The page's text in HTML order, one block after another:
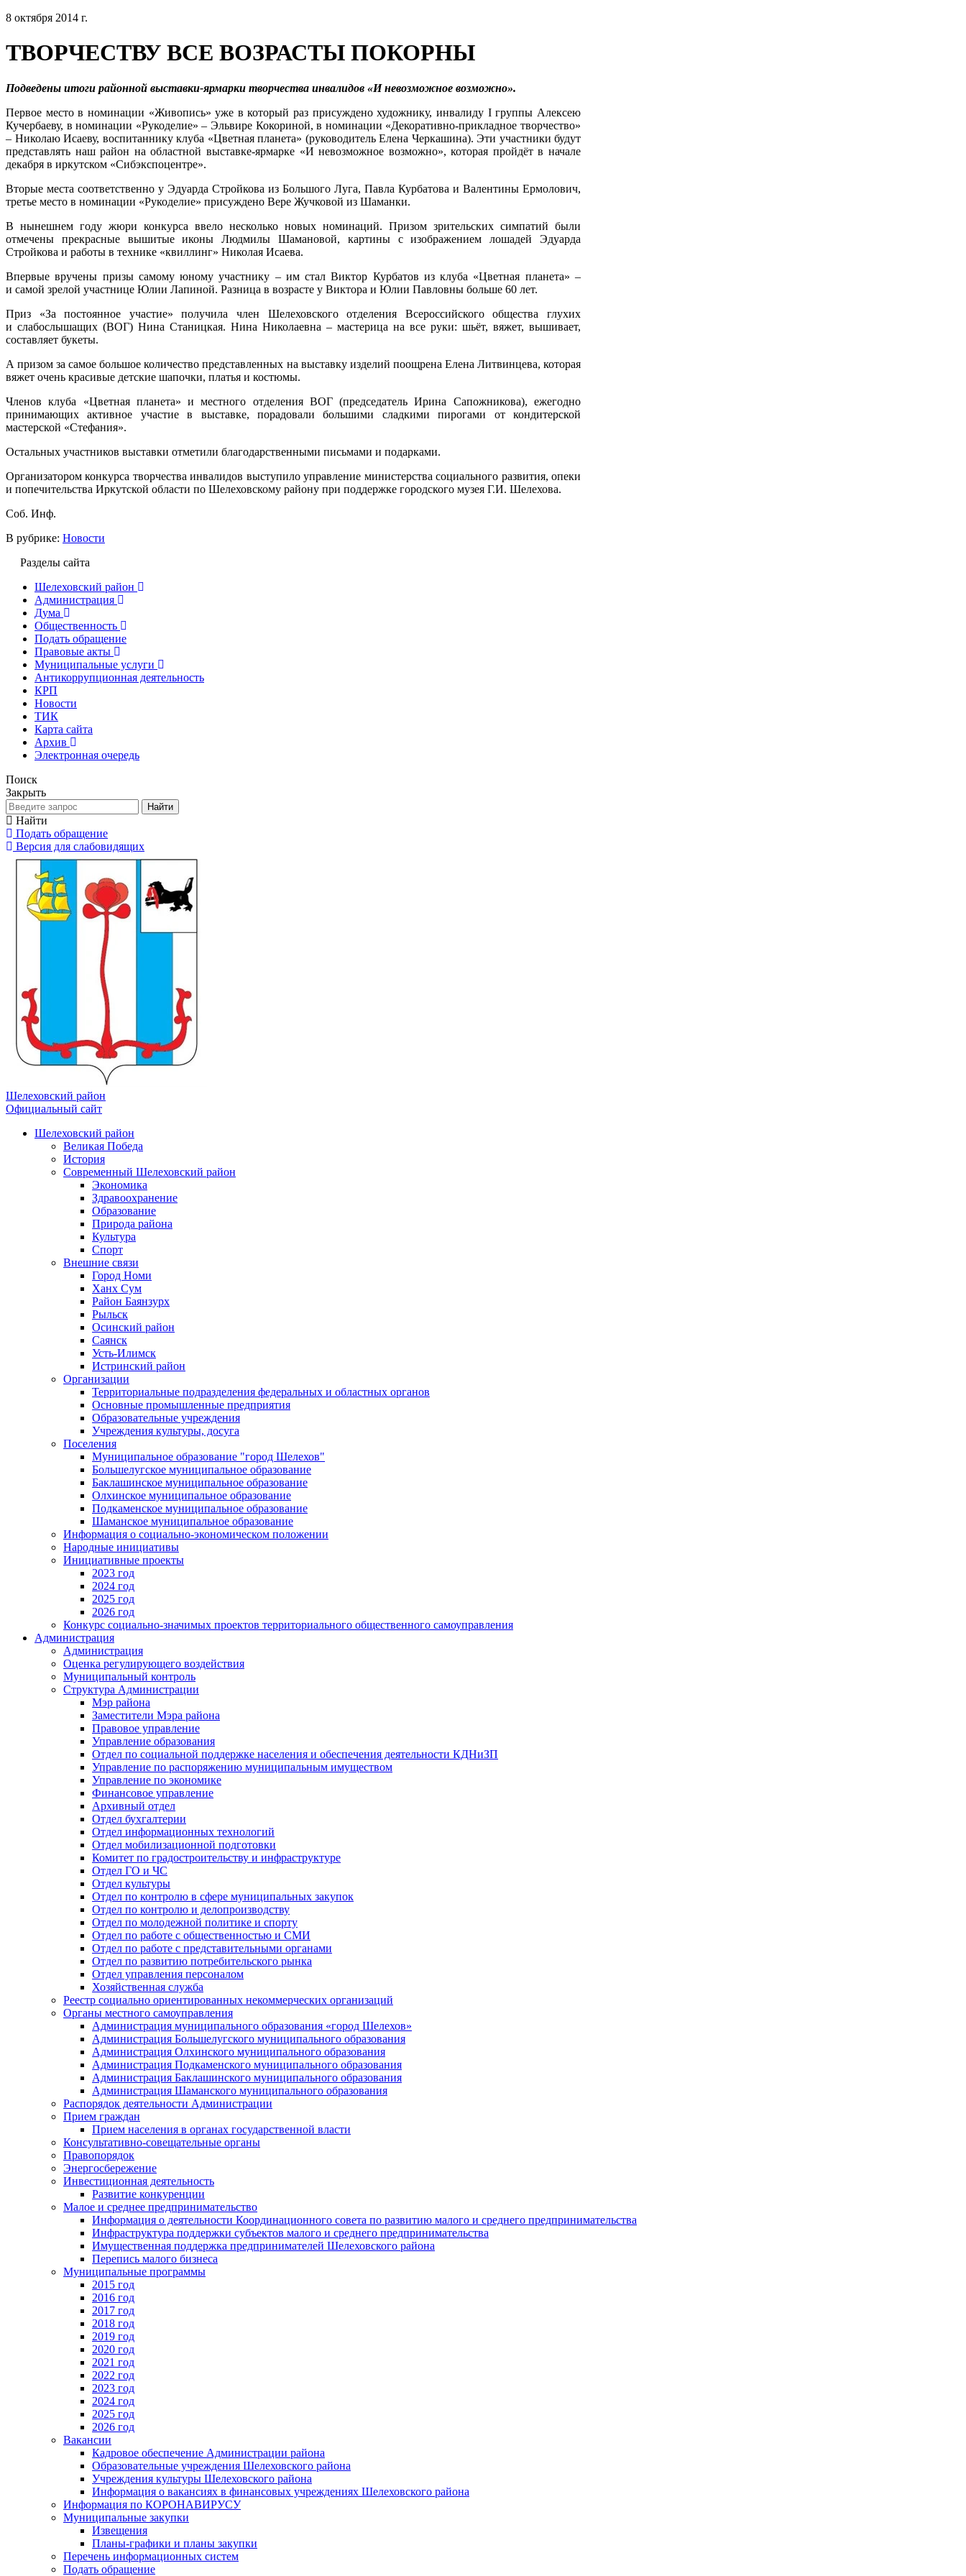
8 октября 2014 г.
ТВОРЧЕСТВУ ВСЕ ВОЗРАСТЫ ПОКОРНЫ
Подведены итоги районной выставки-ярмарки творчества инвалидов «И невозможное возможно».
Первое место в номинации «Живопись» уже в который раз присуждено художнику, инвалиду I группы Алексею
Кучербаеву, в номинации «Рукоделие» – Эльвире Кокориной, в номинации «Декоративно-прикладное творчество»
– Николаю Исаеву, воспитаннику клуба «Цветная планета» (руководитель Елена Черкашина). Эти участники будут
представлять наш район на областной выставке-ярмарке «И невозможное возможно», которая пройдёт в начале
декабря в иркутском «Сибэкспоцентре».
Вторые места соответственно у Эдуарда Стройкова из Большого Луга, Павла Курбатова и Валентины Ермолович,
третье место в номинации «Рукоделие» присуждено Вере Жучковой из Шаманки.
В нынешнем году жюри конкурса ввело несколько новых номинаций. Призом зрительских симпатий были
отмечены прекрасные вышитые иконы Людмилы Шамановой, картины с изображением лошадей Эдуарда
Стройкова и работы в технике «квиллинг» Николая Исаева.
Впервые вручены призы самому юному участнику – им стал Виктор Курбатов из клуба «Цветная планета» –
и самой зрелой участнице Юлии Лапиной. Разница в возрасте у Виктора и Юлии Павловны больше 60 лет.
Приз «За постоянное участие» получила член Шелеховского отделения Всероссийского общества глухих
и слабослышащих (ВОГ) Нина Станицкая. Нина Николаевна – мастерица на все руки: шьёт, вяжет, вышивает,
составляет букеты.
А призом за самое большое количество представленных на выставку изделий поощрена Елена Литвинцева, которая
вяжет очень красивые детские шапочки, платья и костюмы.
Членов клуба «Цветная планета» и местного отделения ВОГ (председатель Ирина Сапожникова), ежегодно
принимающих активное участие в выставке, порадовали большими сладкими пирогами от кондитерской
мастерской «Стефания».
Остальных участников выставки отметили благодарственными письмами и подарками.
Организатором конкурса творчества инвалидов выступило управление министерства социального развития, опеки
и попечительства Иркутской области по Шелеховскому району при поддержке городского музея Г.И. Шелехова.
Соб. Инф.
В рубрике: Новости
Разделы сайта
Шелеховский район
Администрация
Дума
Общественность
Подать обращение
Правовые акты
Муниципальные услуги
Антикоррупционная деятельность
КРП
Новости
ТИК
Карта сайта
Архив
Электронная очередь
Поиск
Закрыть
Найти
Найти
Подать обращение
Версия для слабовидящих
Шелеховский район
Официальный сайт
Шелеховский район
Великая Победа
История
Современный Шелеховский район
Экономика
Здравоохранение
Образование
Природа района
Культура
Спорт
Внешние связи
Город Номи
Ханх Сум
Район Баянзурх
Рыльск
Осинский район
Саянск
Усть-Илимск
Истринский район
Организации
Территориальные подразделения федеральных и областных органов
Основные промышленные предприятия
Образовательные учреждения
Учреждения культуры, досуга
Поселения
Муниципальное образование "город Шелехов"
Большелугское муниципальное образование
Баклашинское муниципальное образование
Олхинское муниципальное образование
Подкаменское муниципальное образование
Шаманское муниципальное образование
Информация о социально-экономическом положении
Народные инициативы
Инициативные проекты
2023 год
2024 год
2025 год
2026 год
Конкурс социально-значимых проектов территориального общественного самоуправления
Администрация
Администрация
Оценка регулирующего воздействия
Муниципальный контроль
Структура Администрации
Мэр района
Заместители Мэра района
Правовое управление
Управление образования
Отдел по социальной поддержке населения и обеспечения деятельности КДНиЗП
Управление по распоряжению муниципальным имуществом
Управление по экономике
Финансовое управление
Архивный отдел
Отдел бухгалтерии
Отдел информационных технологий
Отдел мобилизационной подготовки
Комитет по градостроительству и инфраструктуре
Отдел ГО и ЧС
Отдел культуры
Отдел по контролю в сфере муниципальных закупок
Отдел по контролю и делопроизводству
Отдел по молодежной политике и спорту
Отдел по работе с общественностью и СМИ
Отдел по работе с представительными органами
Отдел по развитию потребительского рынка
Отдел управления персоналом
Хозяйственная служба
Реестр социально ориентированных некоммерческих организаций
Органы местного самоуправления
Администрация муниципального образования «город Шелехов»
Администрация Большелугского муниципального образования
Администрация Олхинского муниципального образования
Администрация Подкаменского муниципального образования
Администрация Баклашинского муниципального образования
Администрация Шаманского муниципального образования
Распорядок деятельности Администрации
Прием граждан
Прием населения в органах государственной власти
Консультативно-совещательные органы
Правопорядок
Энергосбережение
Инвестиционная деятельность
Развитие конкуренции
Малое и среднее предпринимательство
Информация о деятельности Координационного совета по развитию малого и среднего предпринимательства
Инфраструктура поддержки субъектов малого и среднего предпринимательства
Имущественная поддержка предпринимателей Шелеховского района
Перепись малого бизнеса
Муниципальные программы
2015 год
2016 год
2017 год
2018 год
2019 год
2020 год
2021 год
2022 год
2023 год
2024 год
2025 год
2026 год
Вакансии
Кадровое обеспечение Администрации района
Образовательные учреждения Шелеховского района
Учреждения культуры Шелеховского района
Информация о вакансиях в финансовых учреждениях Шелеховского района
Информация по КОРОНАВИРУСУ
Муниципальные закупки
Извещения
Планы-графики и планы закупки
Перечень информационных систем
Подать обращение